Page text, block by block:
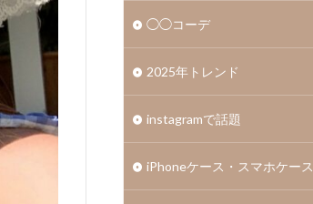
◯◯コーデ
2025年トレンド
instagramで話題
iPhoneケース・スマホケース